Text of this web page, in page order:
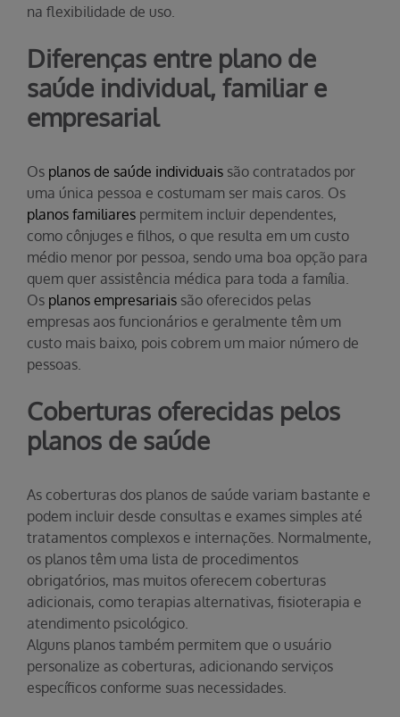
na flexibilidade de uso.
Diferenças entre plano de
saúde individual, familiar e
empresarial
Os planos de saúde individuais são contratados por
uma única pessoa e costumam ser mais caros. Os
planos familiares permitem incluir dependentes,
como cônjuges e filhos, o que resulta em um custo
médio menor por pessoa, sendo uma boa opção para
quem quer assistência médica para toda a família.
Os planos empresariais são oferecidos pelas
empresas aos funcionários e geralmente têm um
custo mais baixo, pois cobrem um maior número de
pessoas.
Coberturas oferecidas pelos
planos de saúde
As coberturas dos planos de saúde variam bastante e
podem incluir desde consultas e exames simples até
tratamentos complexos e internações. Normalmente,
os planos têm uma lista de procedimentos
obrigatórios, mas muitos oferecem coberturas
adicionais, como terapias alternativas, fisioterapia e
atendimento psicológico.
Alguns planos também permitem que o usuário
personalize as coberturas, adicionando serviços
específicos conforme suas necessidades.